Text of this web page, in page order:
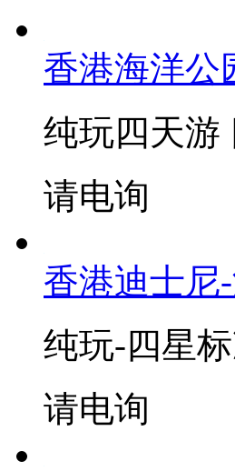
香港海洋公
纯玩四天游
请电询
香港迪士尼
纯玩-四星
请电询